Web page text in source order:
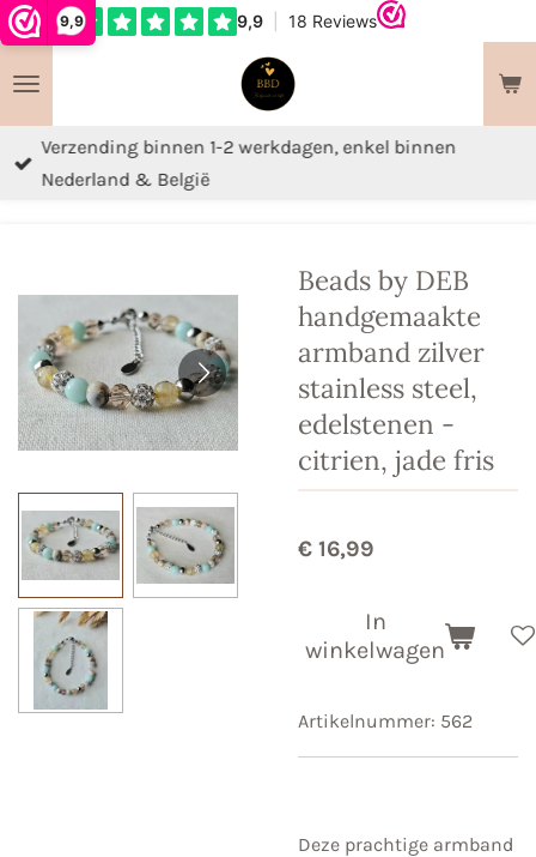
9,9
Ga
naar
de
hoofdinhoud
Verzending binnen 1-2 werkdagen, enkel binnen
Nederland & België
Beads by DEB
handgemaakte
armband zilver
stainless steel,
edelstenen -
citrien, jade fris
€ 16,99
In
winkelwagen
Artikelnummer: 562
Deze prachtige armband